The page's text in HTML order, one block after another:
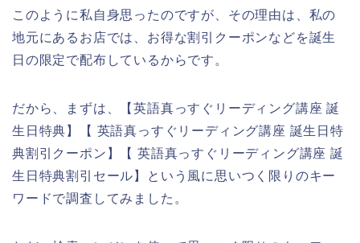
このように私自身思ったのですが、その理由は、私の
地元にあるお店では、お得な割引クーポンなどを誕生
日の限定で配布しているからです。
だから、まずは、【英語真っすぐリーディング講座 誕
生日特典】【 英語真っすぐリーディング講座 誕生日特
典割引クーポン】【 英語真っすぐリーディング講座 誕
生日特典割引セール】という風に思いつく限りのキー
ワードで調査してみました。